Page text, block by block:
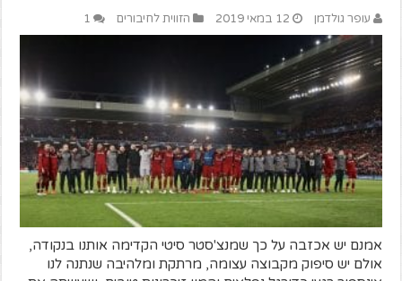
עופר גולדמן 12 במאי 2019 הזווית לחיבורים 1
אמנם יש אכזבה על כך שמנצ'סטר סיטי הקדימה אותנו בנקודה,
אולם יש סיפוק מקבוצה עצומה, מרתקת ומלהיבה שנתנה לנו